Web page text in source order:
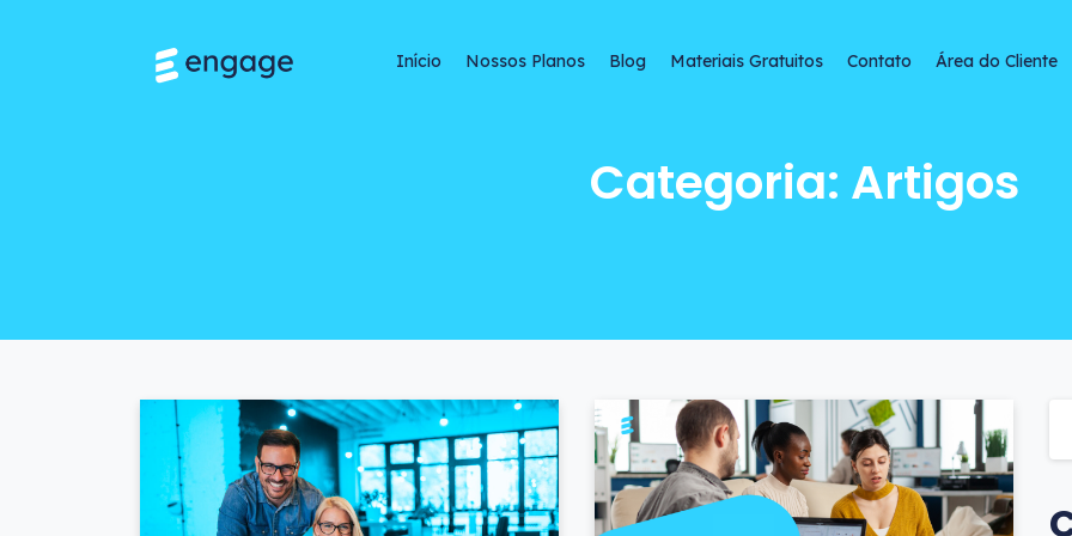
Início Nossos Planos Blog Materiais Gratuitos Contato Área do Cliente
Como engajar colaboradores: 12
Categoria: Artigos